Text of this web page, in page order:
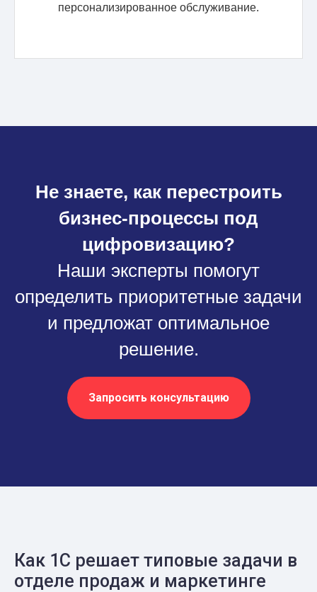
персонализированное обслуживание.
Не знаете, как перестроить
бизнес-процессы под
цифровизацию?
Наши эксперты помогут
определить приоритетные задачи
и предложат оптимальное
решение.
Запросить консультацию
Как 1С решает типовые задачи в
отделе продаж и маркетинге